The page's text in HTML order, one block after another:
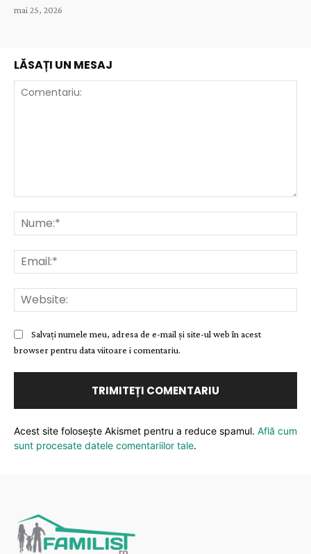
mai 25, 2026
LĂSAȚI UN MESAJ
Salvați numele meu, adresa de e-mail și site-ul web în acest
browser pentru data viitoare i comentariu.
Acest site folosește Akismet pentru a reduce spamul. Află cum
sunt procesate datele comentariilor tale.